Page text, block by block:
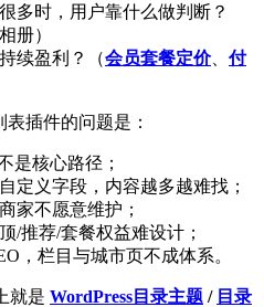
多时，用户靠什么做判断？
册）
续盈利？（会员套餐定价、 付
插件的问题是：
是核心路径；
定义字段，内容越多越难找；
家不愿意维护；
/推荐/套餐权益难设计；
，栏目与城市页不成体系。
就是 WordPress目录主题 / 目录